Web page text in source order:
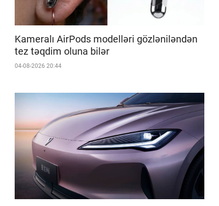
Kameralı AirPods modelləri gözləniləndən
tez təqdim oluna bilər
04-08-2026 20:44